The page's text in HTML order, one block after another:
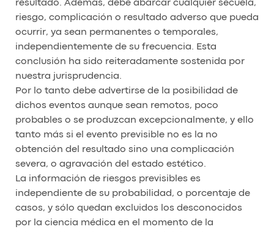
resultado. Además, debe abarcar cualquier secuela,
riesgo, complicación o resultado adverso que pueda
ocurrir, ya sean permanentes o temporales,
independientemente de su frecuencia. Esta
conclusión ha sido reiteradamente sostenida por
nuestra jurisprudencia.
Por lo tanto debe advertirse de la posibilidad de
dichos eventos aunque sean remotos, poco
probables o se produzcan excepcionalmente, y ello
tanto más si el evento previsible no es la no
obtención del resultado sino una complicación
severa, o agravación del estado estético.
La información de riesgos previsibles es
independiente de su probabilidad, o porcentaje de
casos, y sólo quedan excluidos los desconocidos
por la ciencia médica en el momento de la